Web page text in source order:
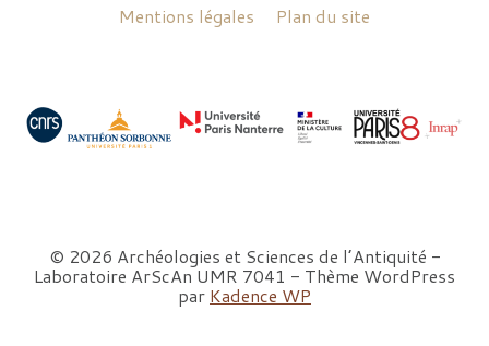
Mentions légales
Plan du site
© 2026 Archéologies et Sciences de l’Antiquité -
Laboratoire ArScAn UMR 7041 - Thème WordPress
par Kadence WP